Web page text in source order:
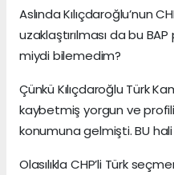
Aslında Kılıçdaroğlu’nun
uzaklaştırılması da bu
miydi bilemedim?
Çünkü Kılıçdaroğlu Türk
kaybetmiş yorgun ve
konumuna gelmişti. BU
Olasılıkla CHP’li Türk